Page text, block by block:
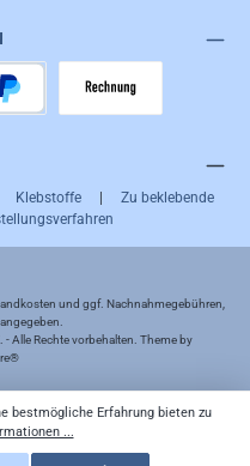
Klebstoffe
Zu beklebende
und ggf. Nachnahmegebühren,
Alle Rechte vorbehalten. Theme by
bestmögliche Erfahrung bieten zu
...